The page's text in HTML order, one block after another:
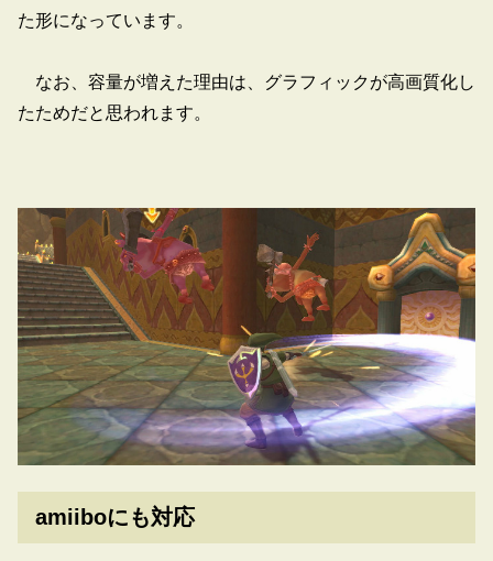
た形になっています。
なお、容量が増えた理由は、グラフィックが高画質化し
たためだと思われます。
amiiboにも対応